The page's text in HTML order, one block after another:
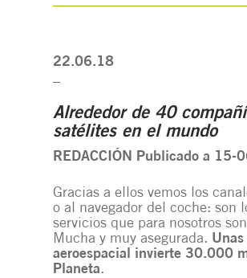
22.06.18
Alrededor de 40
satélites en el mundo
REDACCIÓN Publicado a 15-
Gracias a ellos vemos los
o al navegador del coche: son
servicios que para nosotros
Mucha y muy asegurada.
aeroespacial invierte 30.000
Planeta.